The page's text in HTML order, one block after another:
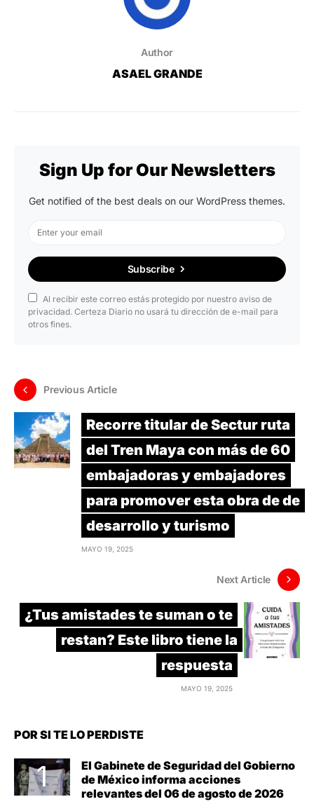
Author
ASAEL GRANDE
Sign Up for Our Newsletters
Get notified of the best deals on our WordPress themes.
Subscribe
Al recibir este correo estás protegido por nuestro aviso de
privacidad. Certeza Diario no usará tu dirección de e-mail para
otros fines.
Previous Article
Recorre titular de Sectur ruta
del Tren Maya con más de 60
embajadoras y embajadores
para promover esta obra de de
desarrollo y turismo
MAYO 19, 2025
Next Article
¿Tus amistades te suman o te
restan? Este libro tiene la
respuesta
MAYO 19, 2025
POR SI TE LO PERDISTE
El Gabinete de Seguridad del Gobierno
de México informa acciones
relevantes del 06 de agosto de 2026